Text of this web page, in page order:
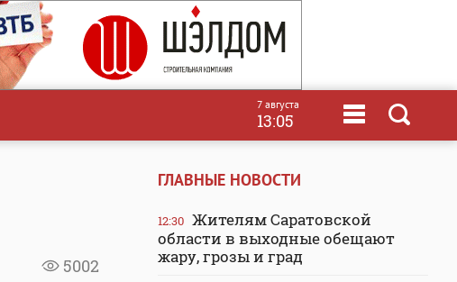
7 августа
13:05
5002
ГЛАВНЫЕ НОВОСТИ
12:30 Жителям Саратовской
области в выходные обещают
жару, грозы и град